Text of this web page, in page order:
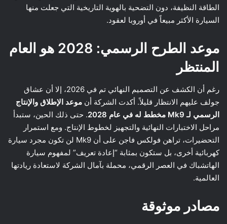
الطاقة النظيفة، دون التضحية بالهوية التاريخية التي جعلت منها
السيارة الأكثر مبيعاً في أوروبا لعقود.
موعد الطرح الرسمي: 2028 هو العام
المنتظر
رغم أن الكشف عن التصميم النهائي تم في 2026، إلا أن عشاق
جولف عليهم الانتظار قليلاً. أكدت الشركة أن موعد الإطلاق والإنتاج
الرسمي لـ Mk9 مخطط له في عام 2028
. حتى ذلك الحين، ستبدأ
مراحل الاختبارات النهائية والتجهيز لخطوط الإنتاج. ومع استمرار
التحضيرات، تراهن فولكس فاجن على أن Mk9 لن تكون مجرد سيارة
كهربائية أخرى، بل ستكون بمثابة “إعادة تعريف” لمفهوم سيارة
الهاتشباك في العصر الرقمي، محملة بآمال الشركة لاستعادة ريادتها
العالمية.
مصادر موثوقة